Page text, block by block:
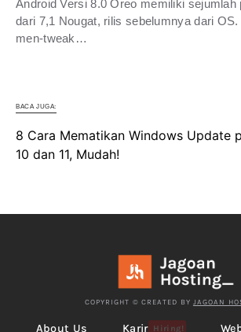
Android Versi 8.0 Oreo memiliki sejumlah
dari 7,1 Nougat, rilis sebelumnya dari OS.
men-tweak…
BACA JUGA:
8 Cara Mematikan Windows Update
10 dan 11, Mudah!
COPYRIGHT © CREATED BY JAGOAN
About Us Karir Hiring!